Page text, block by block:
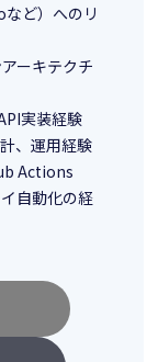
ど）へのリ
ーキテクチ
実装経験
、運用経験
Actions
自動化の経